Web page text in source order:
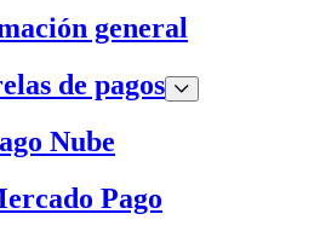
general
de pagos
Nube
Pago